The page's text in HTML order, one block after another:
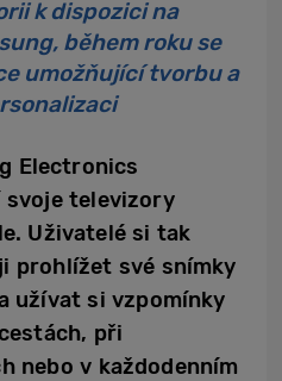
k dispozici na
během roku se
umožňující tvorbu a
Electronics
svoje televizory
Uživatelé si tak
prohlížet své snímky
užívat si vzpomínky
při
nebo v každodenním